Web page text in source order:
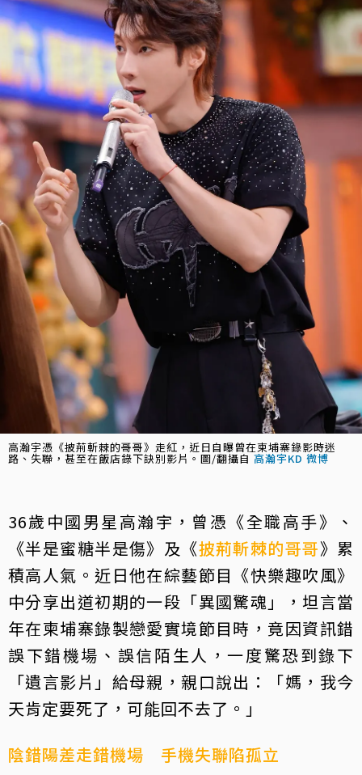
高瀚宇憑《披荊斬棘的哥哥》走紅，近日自曝曾在柬埔寨錄影時迷
路、失聯，甚至在飯店錄下訣別影片。圖/翻攝自 高瀚宇KD 微博
36歲中國男星高瀚宇，曾憑《全職高手》、
《半是蜜糖半是傷》及《披荊斬棘的哥哥》累
積高人氣。近日他在綜藝節目《快樂趣吹風》
中分享出道初期的一段「異國驚魂」，坦言當
年在柬埔寨錄製戀愛實境節目時，竟因資訊錯
誤下錯機場、誤信陌生人，一度驚恐到錄下
「遺言影片」給母親，親口說出：「媽，我今
天肯定要死了，可能回不去了。」
陰錯陽差走錯機場 手機失聯陷孤立